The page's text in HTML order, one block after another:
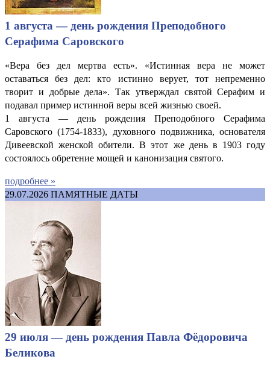
1 августа — день рождения Преподобного
Серафима Саровского
«Вера без дел мертва есть». «Истинная вера не может
оставаться без дел: кто истинно верует, тот непременно
творит и добрые дела». Так утверждал святой Серафим и
подавал пример истинной веры всей жизнью своей.
1 августа — день рождения Преподобного Серафима
Саровского (1754-1833), духовного подвижника, основателя
Дивеевской женской обители. В этот же день в 1903 году
состоялось обретение мощей и канонизация святого.
подробнее »
29.07.2026 ПАМЯТНЫЕ ДАТЫ
29 июля — день рождения Павла Фёдоровича
Беликова